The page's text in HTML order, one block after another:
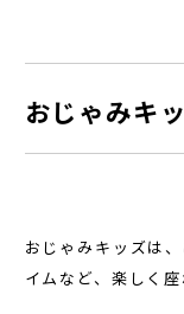
おじゃみキ
おじゃみキッズは
イムなど、楽しく座